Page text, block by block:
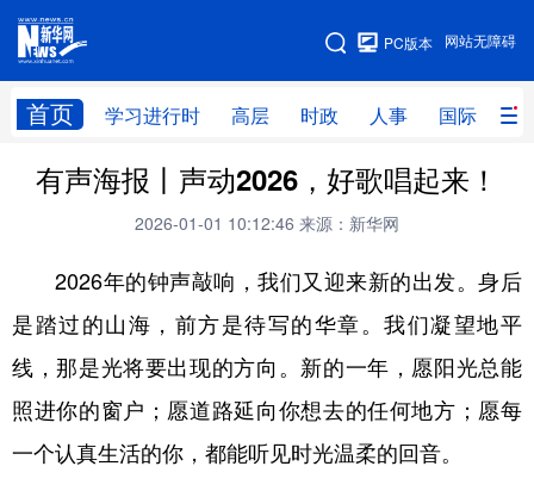
网站无障碍
PC版本
首页 学习进行时 高层 时政 人事 国际 财
网站地图
学习进行时 高层 时政 人事
财经 网评
台湾 思客智库 全球连线 教育
科技 科创 量子 体育
文化 书画 健康 军事
有声海报丨声动2026，好歌唱起来！
2026-01-01 10:12:46 来源：新华网
2026年的钟声敲响，我们又迎来新的出发。身后
是踏过的山海，前方是待写的华章。我们凝望地平
线，那是光将要出现的方向。新的一年，愿阳光总能
照进你的窗户；愿道路延向你想去的任何地方；愿每
一个认真生活的你，都能听见时光温柔的回音。